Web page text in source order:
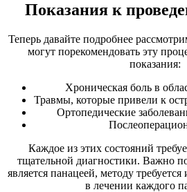
Показания к
Теперь давайте подробнее
могут порекомендовать эту
показания:
Хроническая боль в
Травмы, которые привели к
Ортопедические
Каждое из этих состояний
тщательной диагностики. Важно
является панацеей, методу
в лечении каждого